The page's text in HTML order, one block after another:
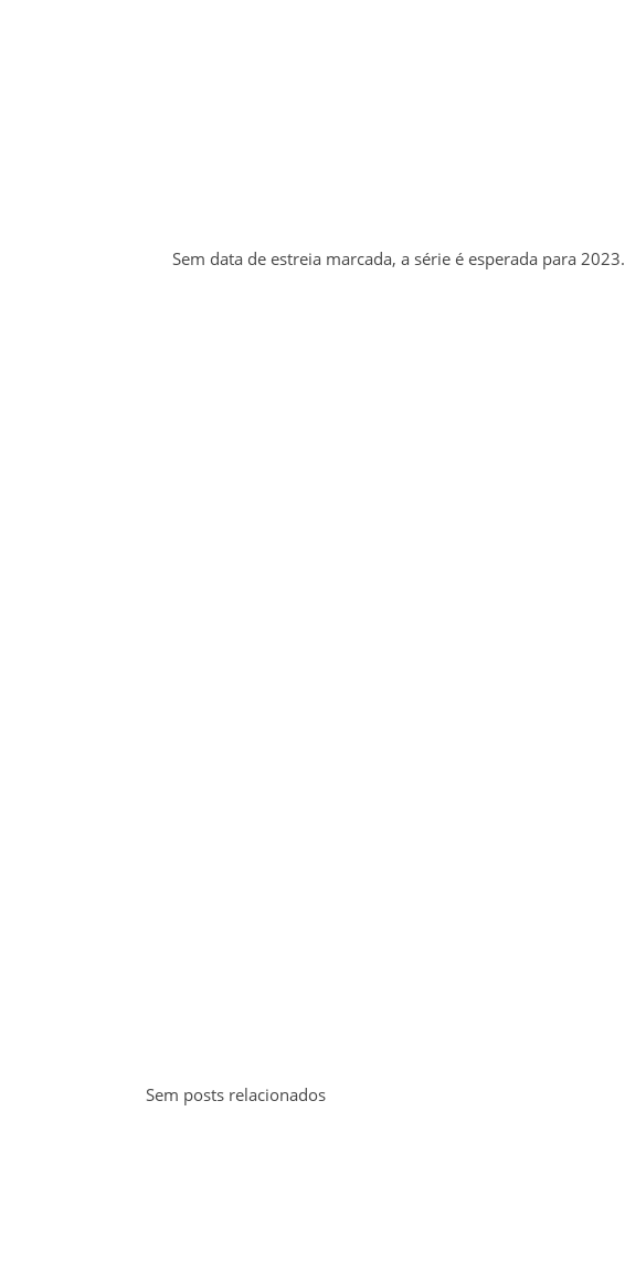
Sem data de estreia marcada, a série é esperada para 2023.
Sem posts relacionados